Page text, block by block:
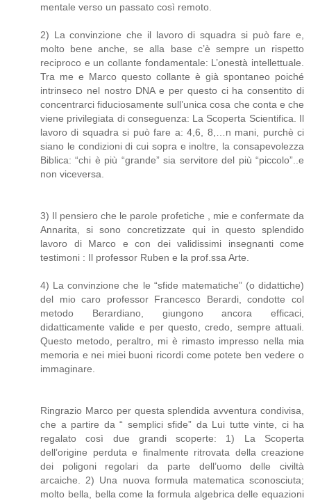
mentale verso un passato così remoto.
2) La convinzione che il lavoro di squadra si può fare e,
molto bene anche, se alla base c’è sempre un rispetto
reciproco e un collante fondamentale: L’onestà intellettuale.
Tra me e Marco questo collante è già spontaneo poiché
intrinseco nel nostro DNA e per questo ci ha consentito di
concentrarci fiduciosamente sull’unica cosa che conta e che
viene privilegiata di conseguenza: La Scoperta Scientifica. Il
lavoro di squadra si può fare a: 4,6, 8,…n mani, purchè ci
siano le condizioni di cui sopra e inoltre, la consapevolezza
Biblica: “chi è più “grande” sia servitore del più “piccolo”..e
non viceversa.
3) Il pensiero che le parole profetiche , mie e confermate da
Annarita, si sono concretizzate qui in questo splendido
lavoro di Marco e con dei validissimi insegnanti come
testimoni : Il professor Ruben e la prof.ssa Arte.
4) La convinzione che le “sfide matematiche” (o didattiche)
del mio caro professor Francesco Berardi, condotte col
metodo Berardiano, giungono ancora efficaci,
didatticamente valide e per questo, credo, sempre attuali.
Questo metodo, peraltro, mi è rimasto impresso nella mia
memoria e nei miei buoni ricordi come potete ben vedere o
immaginare.
Ringrazio Marco per questa splendida avventura condivisa,
che a partire da “ semplici sfide” da Lui tutte vinte, ci ha
regalato così due grandi scoperte: 1) La Scoperta
dell’origine perduta e finalmente ritrovata della creazione
dei poligoni regolari da parte dell’uomo delle civiltà
arcaiche. 2) Una nuova formula matematica sconosciuta;
molto bella, bella come la formula algebrica delle equazioni